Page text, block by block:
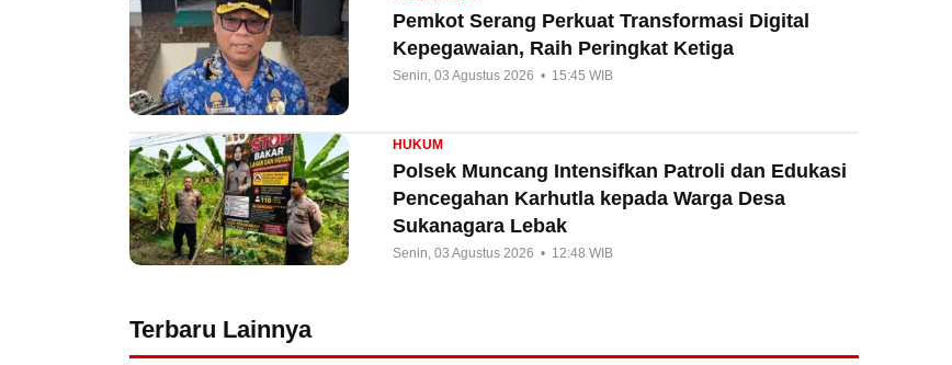
Pemkot Serang Perkuat Transformasi Digital
Kepegawaian, Raih Peringkat Ketiga
Senin, 03 Agustus 2026 • 15:45 WIB
HUKUM
Polsek Muncang Intensifkan Patroli dan Edukasi
Pencegahan Karhutla kepada Warga Desa
Sukanagara Lebak
Senin, 03 Agustus 2026 • 12:48 WIB
Terbaru Lainnya